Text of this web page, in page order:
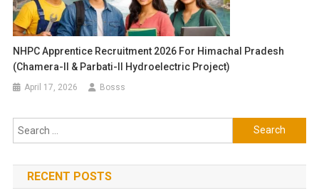
NHPC Apprentice Recruitment 2026 For Himachal Pradesh
(Chamera-II & Parbati-II Hydroelectric Project)
April 17, 2026 Bosss
Search
for:
RECENT POSTS